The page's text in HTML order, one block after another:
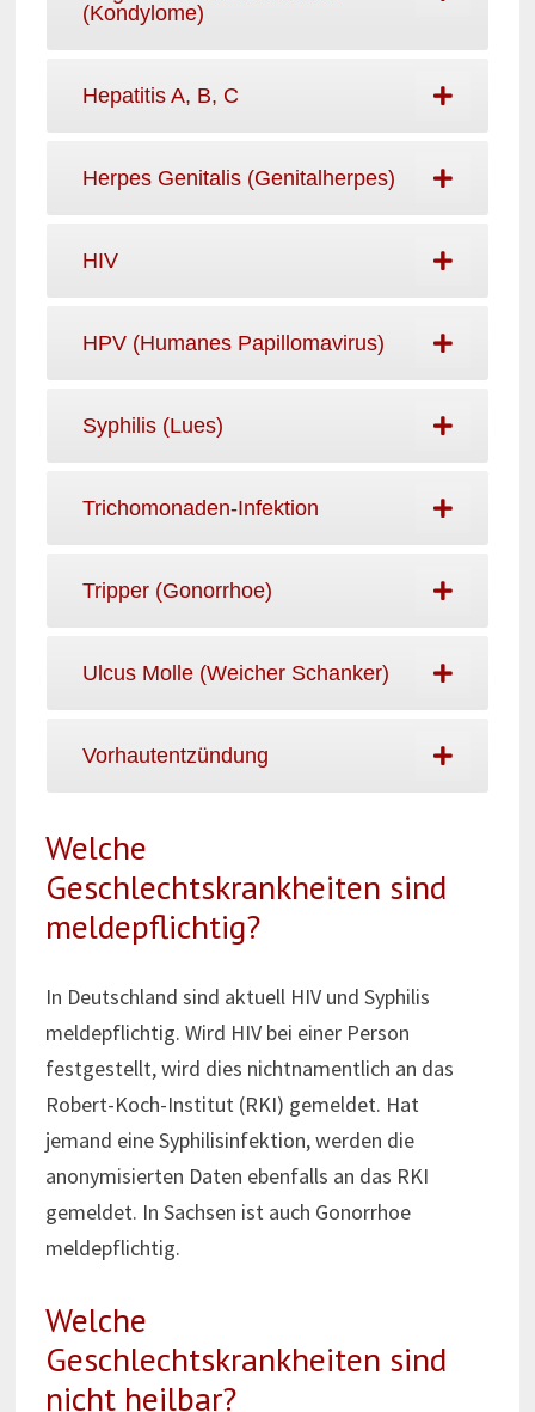
(Kondylome)
Hepatitis A, B, C
Herpes Genitalis (Genitalherpes)
HIV
HPV (Humanes Papillomavirus)
Syphilis (Lues)
Trichomonaden-Infektion
Tripper (Gonorrhoe)
Ulcus Molle (Weicher Schanker)
Vorhautentzündung
Welche
Geschlechtskrankheiten sind
meldepflichtig?
In Deutschland sind aktuell HIV und Syphilis
meldepflichtig. Wird HIV bei einer Person
festgestellt, wird dies nichtnamentlich an das
Robert-Koch-Institut (RKI) gemeldet. Hat
jemand eine Syphilisinfektion, werden die
anonymisierten Daten ebenfalls an das RKI
gemeldet. In Sachsen ist auch Gonorrhoe
meldepflichtig.
Welche
Geschlechtskrankheiten sind
nicht heilbar?